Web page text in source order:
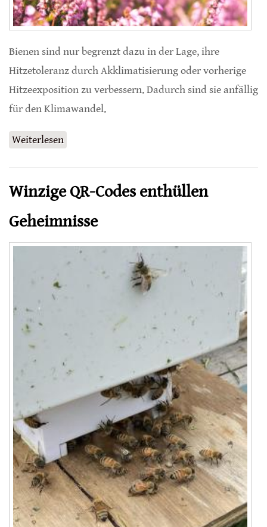
Bienen sind nur begrenzt dazu in der Lage, ihre
Hitzetoleranz durch Akklimatisierung oder vorherige
Hitzeexposition zu verbessern. Dadurch sind sie anfällig
für den Klimawandel.
Weiterlesen
Winzige QR-Codes enthüllen
Geheimnisse